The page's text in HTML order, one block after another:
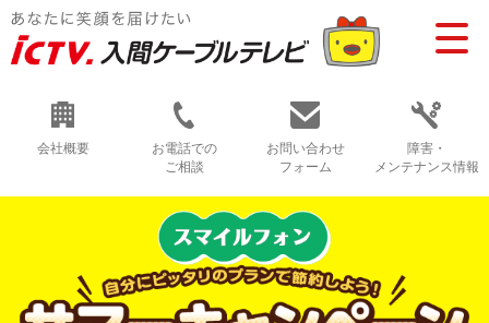
会社概要
お電話での
ご相談
お問い合わせ
フォーム
障害・
メンテナンス情報